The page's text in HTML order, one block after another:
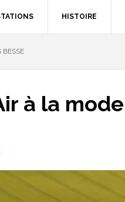
HISTOIRE
BESSE
à la mode